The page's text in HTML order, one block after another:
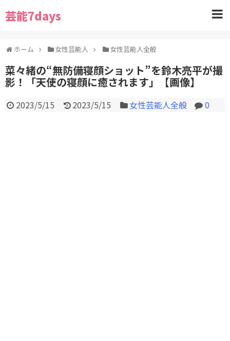
芸能7days
ホーム 女性芸能人 女性芸能人全般
菜々緒の“無防備寝顔ショット”を鈴木亮平が撮
影！「天使の寝顔に癒されます」【画像】
2023/5/15 2023/5/15 女性芸能人全般 0